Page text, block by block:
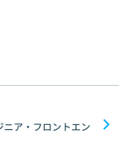
ア・フロントエン